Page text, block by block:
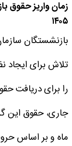
زمان واریز حقوق
۱۴۰۵
بازنشستگان
تلاش برای ایجاد
را برای دریافت
ماه و بر اساس